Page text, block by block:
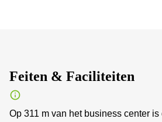
Feiten & Faciliteiten
Op 311 m van het business center